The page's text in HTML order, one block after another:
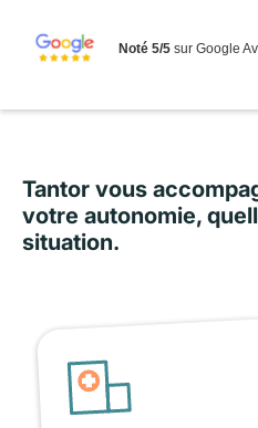
Noté 5/5sur Google
Tantor vous
votre autonomie,
situation.